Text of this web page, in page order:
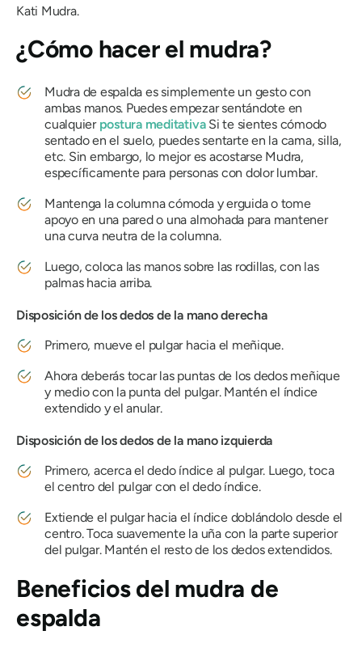
Kati Mudra.
¿Cómo hacerel mudra?
Mudra de espalda es simplemente un gesto con
ambas manos. Puedes empezar sentándote en
cualquier postura meditativaSi te sientes cómodo
sentado en el suelo, puedes sentarte en la cama, silla,
etc. Sin embargo, lo mejor es acostarse Mudra,
específicamente para personas con dolor lumbar.
Mantenga la columna cómoda y erguida o tome
apoyo en una pared o una almohada para mantener
una curva neutra de la columna.
Luego, coloca las manos sobre las rodillas, con las
palmas hacia arriba.
Disposición de los dedos de la mano derecha
Primero, mueve el pulgar hacia el meñique.
Ahora deberás tocar las puntas de los dedos meñique
y medio con la punta del pulgar. Mantén el índice
extendido y el anular.
Disposición de los dedos de la mano izquierda
Primero, acerca el dedo índice al pulgar. Luego, toca
el centro del pulgar con el dedo índice.
Extiende el pulgar hacia el índice doblándolo desde el
centro. Toca suavemente la uña con la parte superior
del pulgar. Mantén el resto de los dedos extendidos.
Beneficiosdel mudra de
espalda